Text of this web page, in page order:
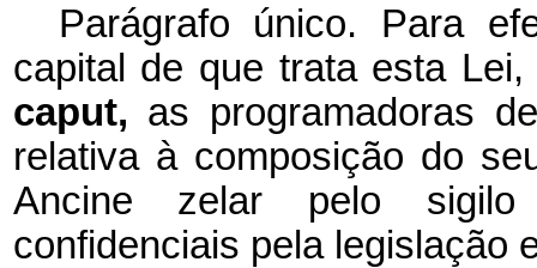
Parágrafo único. Para
capital de que trata esta
caput, as programadoras
relativa à composição do
Ancine zelar pelo sigilo
confidenciais pela legislação